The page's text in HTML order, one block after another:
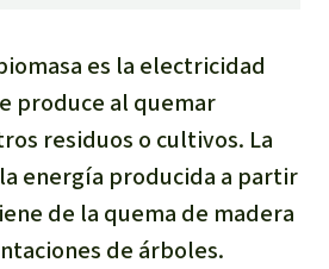
Granjas Industriales
Para niñas y niños
Defensoras y Defensores
es la electricidad
produce al quemar
residuos o cultivos. La
energía producida a partir
de la quema de madera
de árboles.